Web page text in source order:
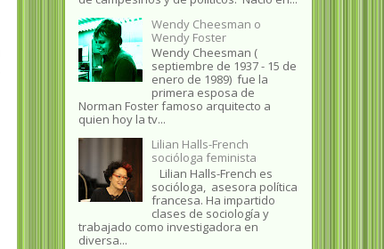
Wendy Cheesman o
Wendy Foster
Wendy Cheesman (
septiembre de 1937 - 15 de
enero de 1989) fue la
primera esposa de
Norman Foster famoso arquitecto a
quien hoy la tv...
Lilian Halls-French
socióloga feminista
Lilian Halls-French es
socióloga, asesora política
francesa. Ha impartido
clases de sociología y
trabajado como investigadora en
diversa...